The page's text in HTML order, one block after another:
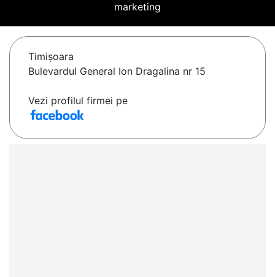
marketing
Timişoara
Bulevardul General Ion Dragalina nr 15
Vezi profilul firmei pe